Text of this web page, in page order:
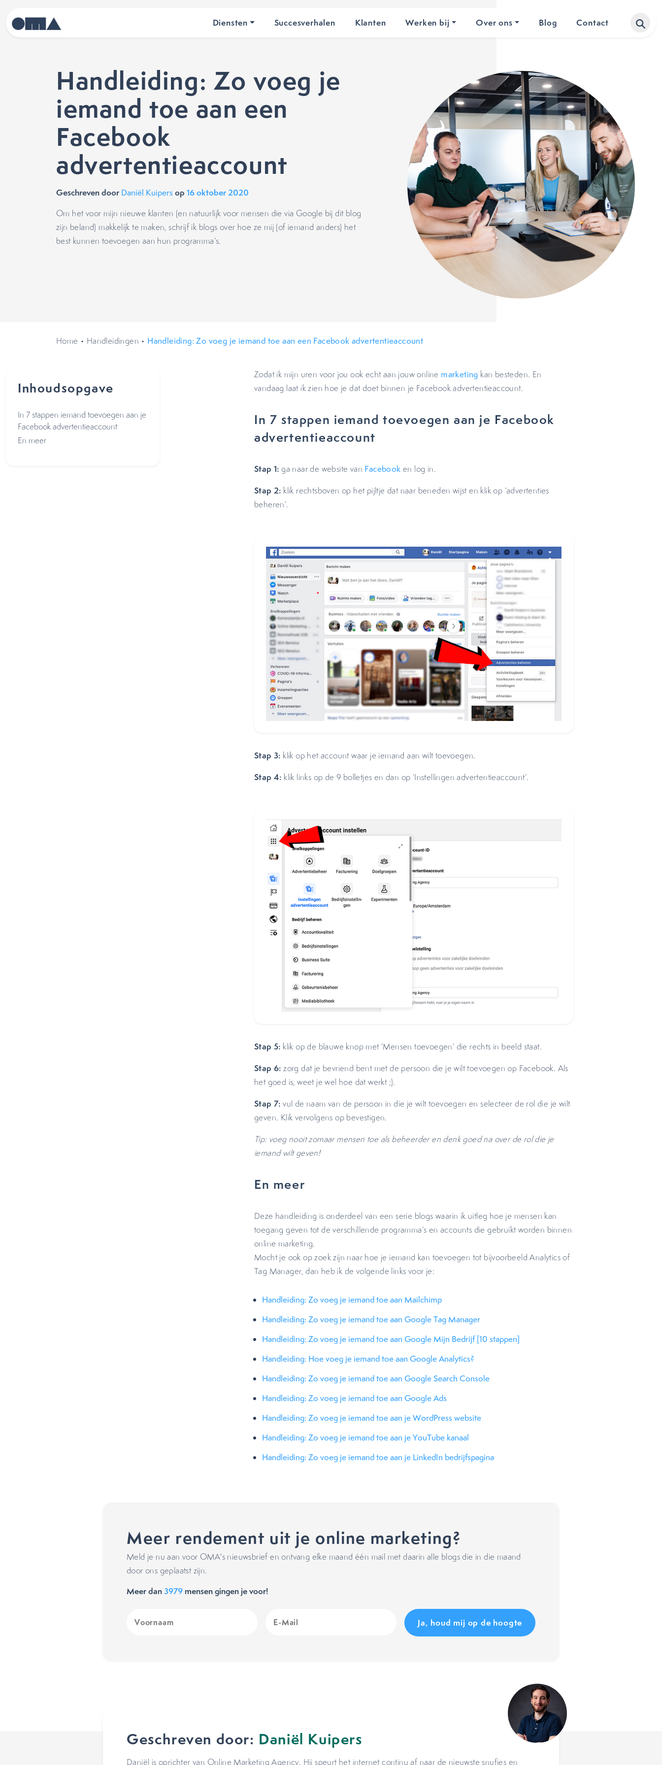
Diensten Succesverhalen Klanten Werken bij Over ons Blog Contact
Handleiding: Zo voeg je
iemand toe aan een
Facebook
advertentieaccount
Geschreven door Daniël Kuipers op 16 oktober 2020
Om het voor mijn nieuwe klanten (en natuurlijk voor mensen die via Google bij dit blog
zijn beland) makkelijk te maken, schrijf ik blogs over hoe ze mij (of iemand anders) het
best kunnen toevoegen aan hun programma’s.
Home • Handleidingen • Handleiding: Zo voeg je iemand toe aan een Facebook advertentieaccount
Inhoudsopgave
In 7 stappen iemand toevoegen aan je
Facebook advertentieaccount
En meer
Zodat ik mijn uren voor jou ook echt aan jouw online marketing kan besteden. En
vandaag laat ik zien hoe je dat doet binnen je Facebook advertentieaccount.
In 7 stappen iemand toevoegen aan je Facebook
advertentieaccount
Stap 1: ga naar de website van Facebook en log in.
Stap 2: klik rechtsboven op het pijltje dat naar beneden wijst en klik op ‘advertenties
beheren’.
Stap 3: klik op het account waar je iemand aan wilt toevoegen.
Stap 4: klik links op de 9 bolletjes en dan op ‘Instellingen advertentieaccount’.
Stap 5: klik op de blauwe knop met ‘Mensen toevoegen’ die rechts in beeld staat.
Stap 6: zorg dat je bevriend bent met de persoon die je wilt toevoegen op Facebook. Als
het goed is, weet je wel hoe dat werkt ;).
Stap 7: vul de naam van de persoon in die je wilt toevoegen en selecteer de rol die je wilt
geven. Klik vervolgens op bevestigen.
Tip: voeg nooit zomaar mensen toe als beheerder en denk goed na over de rol die je
iemand wilt geven!
En meer
Deze handleiding is onderdeel van een serie blogs waarin ik uitleg hoe je mensen kan
toegang geven tot de verschillende programma’s en accounts die gebruikt worden binnen
online marketing.
Mocht je ook op zoek zijn naar hoe je iemand kan toevoegen tot bijvoorbeeld Analytics of
Tag Manager, dan heb ik de volgende links voor je:
Handleiding: Zo voeg je iemand toe aan Mailchimp
Handleiding: Zo voeg je iemand toe aan Google Tag Manager
Handleiding: Zo voeg je iemand toe aan Google Mijn Bedrijf [10 stappen]
Handleiding: Hoe voeg je iemand toe aan Google Analytics?
Handleiding: Zo voeg je iemand toe aan Google Search Console
Handleiding: Zo voeg je iemand toe aan Google Ads
Handleiding: Zo voeg je iemand toe aan je WordPress website
Handleiding: Zo voeg je iemand toe aan je YouTube kanaal
Handleiding: Zo voeg je iemand toe aan je LinkedIn bedrijfspagina
Meer rendement uit je online marketing?
Meld je nu aan voor OMA's nieuwsbrief en ontvang elke maand één mail met daarin alle blogs die in die maand
door ons geplaatst zijn.
Meer dan3979 mensen gingen je voor!
(Vereist)
Mail
Geschreven door: Daniël Kuipers
Daniël is oprichter van Online Marketing Agency. Hij speurt het internet continu af naar de nieuwste snufjes en